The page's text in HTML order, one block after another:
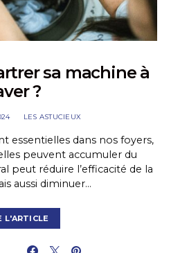
sa machine à
?
LES ASTUCIEUX
essentielles dans nos foyers,
peuvent accumuler du
peut réduire l’efficacité de la
aussi diminuer…
L'ARTICLE